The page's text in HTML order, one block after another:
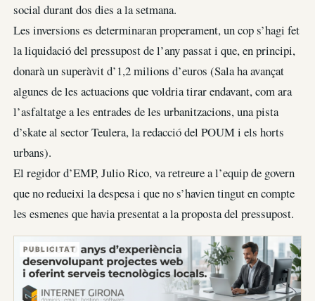
social durant dos dies a la setmana.
Les inversions es determinaran properament, un cop s’hagi fet
la liquidació del pressupost de l’any passat i que, en principi,
donarà un superàvit d’1,2 milions d’euros (Sala ha avançat
algunes de les actuacions que voldria tirar endavant, com ara
l’asfaltatge a les entrades de les urbanitzacions, una pista
d’skate al sector Teulera, la redacció del POUM i els horts
urbans).
El regidor d’EMP, Julio Rico, va retreure a l’equip de govern
que no redueixi la despesa i que no s’havien tingut en compte
les esmenes que havia presentat a la proposta del pressupost.
PUBLICITAT